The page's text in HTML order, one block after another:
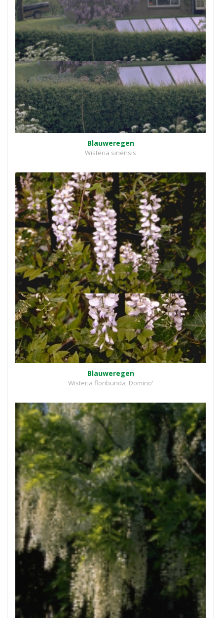
Blauweregen
Wisteria sinensis
Blauweregen
Wisteria floribunda 'Domino'
Blauweregen
Wisteria floribunda 'Shiro-noda'